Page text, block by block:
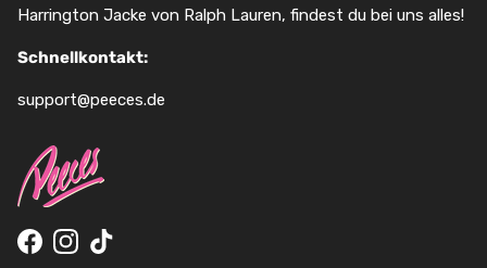
Harrington Jacke von Ralph Lauren, findest du bei uns alles!
Schnellkontakt:
support@peeces.de
Facebook
Instagram
TikTok